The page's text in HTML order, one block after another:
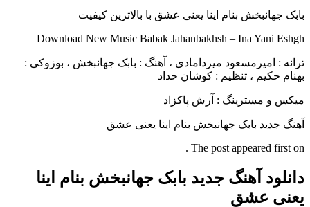
بابک جهانبخش بنام اینا یعنی عشق با بالاترین کیفیت
Download New Music Babak Jahanbakhsh – Ina Yani Eshgh
ترانه : امیرمسعود میردامادی ، آهنگ : بابک جهانبخش ، بوزوکی :
بهنام حکیم ، تنظیم : کوشان حداد
میکس و مسترینگ : آرش پاکزاد
آهنگ جدید بابک جهانبخش بنام اینا یعنی عشق
The post appeared first on .
دانلود آهنگ جدید بابک جهانبخش بنام اینا
یعنی عشق